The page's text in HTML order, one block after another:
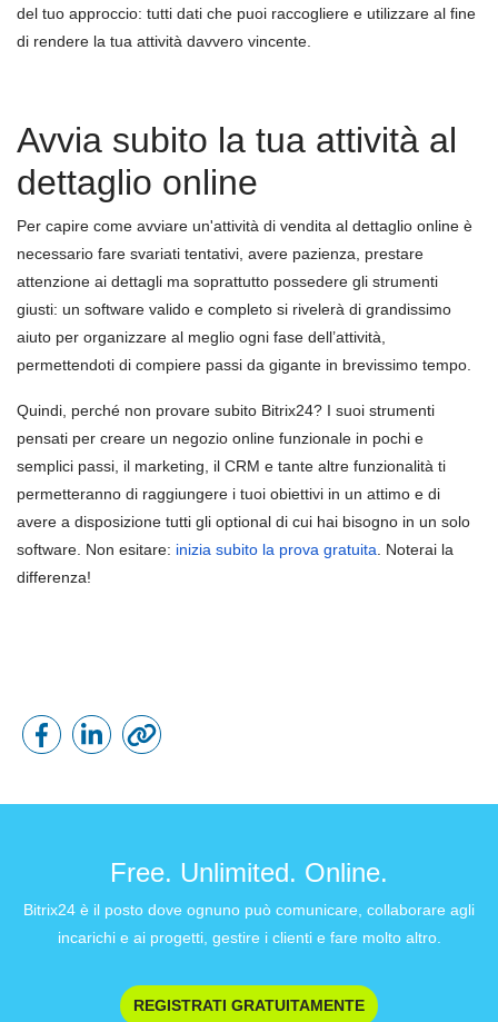
del tuo approccio: tutti dati che puoi raccogliere e utilizzare al fine
di rendere la tua attività davvero vincente.
Avvia subito la tua attività al
dettaglio online
Per capire come avviare un'attività di vendita al dettaglio online è
necessario fare svariati tentativi, avere pazienza, prestare
attenzione ai dettagli ma soprattutto possedere gli strumenti
giusti: un software valido e completo si rivelerà di grandissimo
aiuto per organizzare al meglio ogni fase dell’attività,
permettendoti di compiere passi da gigante in brevissimo tempo.
Quindi, perché non provare subito Bitrix24? I suoi strumenti
pensati per creare un negozio online funzionale in pochi e
semplici passi, il marketing, il CRM e tante altre funzionalità ti
permetteranno di raggiungere i tuoi obiettivi in un attimo e di
avere a disposizione tutti gli optional di cui hai bisogno in un solo
software. Non esitare: inizia subito la prova gratuita . Noterai la
differenza!
Free. Unlimited. Online.
Bitrix24 è il posto dove ognuno può comunicare, collaborare agli
incarichi e ai progetti, gestire i clienti e fare molto altro.
REGISTRATI GRATUITAMENTE